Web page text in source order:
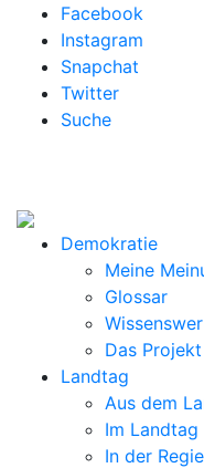
Facebook
Instagram
Snapchat
Twitter
Suche
Demokratie
Meine
Glossar
Das Projekt
Landtag
Aus dem
Im Landtag
In der